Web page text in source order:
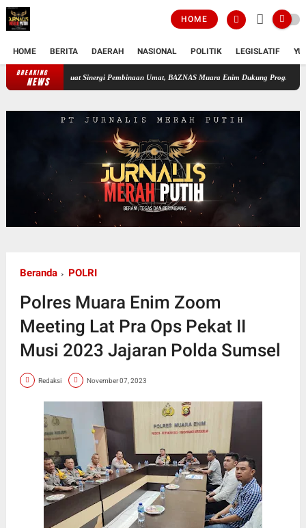
HOME
HOME BERITA DAERAH NASIONAL POLITIK LEGISLATIF
BREAKING
NEWS
Perkuat Sinergi Pembinaan Umat, BAZNAS Muara Enim Dukung Program Rehabilitasi
Beranda POLRI
Polres Muara Enim Zoom
Meeting Lat Pra Ops Pekat II
Musi 2023 Jajaran Polda Sumsel
Redaksi November 07, 2023